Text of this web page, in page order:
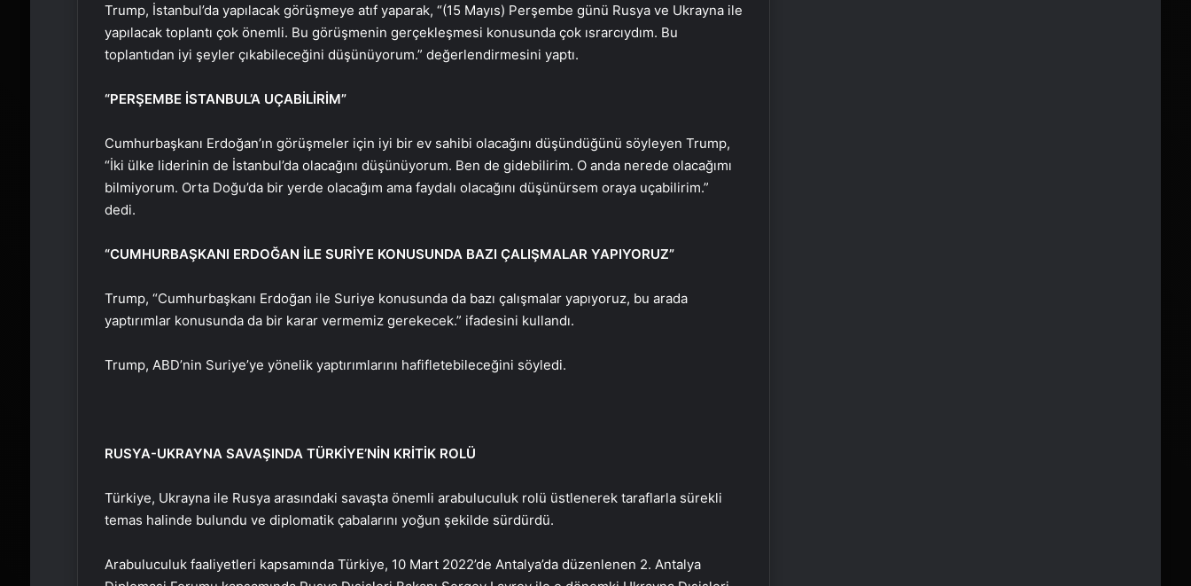
Trump, İstanbul’da yapılacak görüşmeye atıf yaparak, “(15 Mayıs) Perşembe günü Rusya ve Ukrayna ile
yapılacak toplantı çok önemli. Bu görüşmenin gerçekleşmesi konusunda çok ısrarcıydım. Bu
toplantıdan iyi şeyler çıkabileceğini düşünüyorum.” değerlendirmesini yaptı.
“PERŞEMBE İSTANBUL’A UÇABİLİRİM”
Cumhurbaşkanı Erdoğan’ın görüşmeler için iyi bir ev sahibi olacağını düşündüğünü söyleyen Trump,
“İki ülke liderinin de İstanbul’da olacağını düşünüyorum. Ben de gidebilirim. O anda nerede olacağımı
bilmiyorum. Orta Doğu’da bir yerde olacağım ama faydalı olacağını düşünürsem oraya uçabilirim.”
dedi.
“CUMHURBAŞKANI ERDOĞAN İLE SURİYE KONUSUNDA BAZI ÇALIŞMALAR YAPIYORUZ”
Trump, “Cumhurbaşkanı Erdoğan ile Suriye konusunda da bazı çalışmalar yapıyoruz, bu arada
yaptırımlar konusunda da bir karar vermemiz gerekecek.” ifadesini kullandı.
Trump, ABD’nin Suriye’ye yönelik yaptırımlarını hafifletebileceğini söyledi.
RUSYA-UKRAYNA SAVAŞINDA TÜRKİYE’NİN KRİTİK ROLÜ
Türkiye, Ukrayna ile Rusya arasındaki savaşta önemli arabuluculuk rolü üstlenerek taraflarla sürekli
temas halinde bulundu ve diplomatik çabalarını yoğun şekilde sürdürdü.
Arabuluculuk faaliyetleri kapsamında Türkiye, 10 Mart 2022’de Antalya’da düzenlenen 2. Antalya